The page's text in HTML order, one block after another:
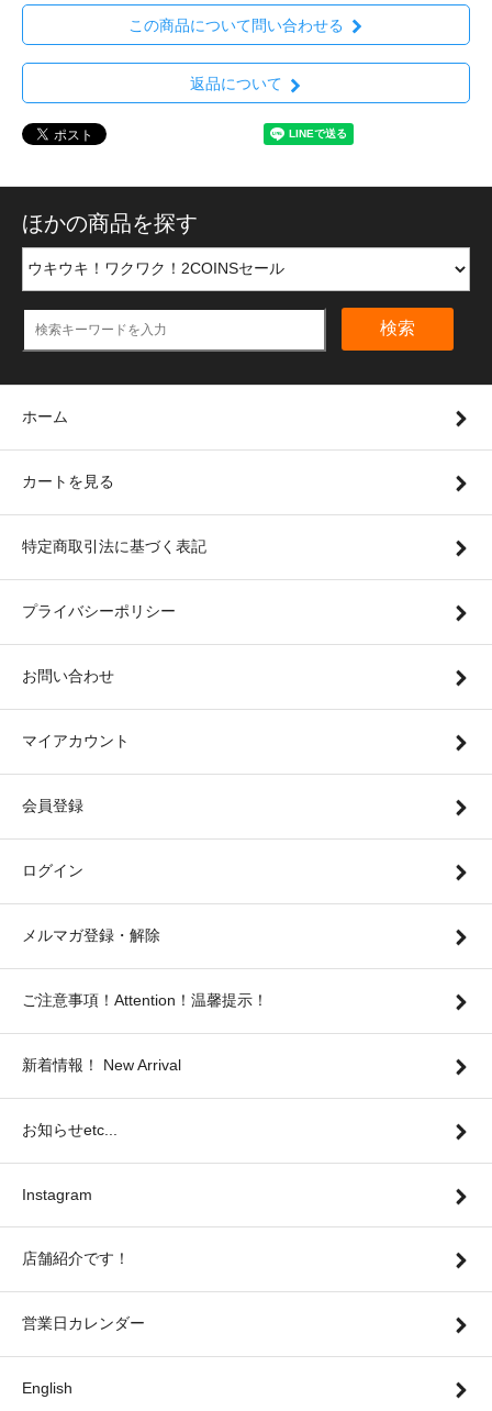
この商品について問い合わせる
返品について
ほかの商品を探す
検索
ホーム
カートを見る
特定商取引法に基づく表記
プライバシーポリシー
お問い合わせ
マイアカウント
会員登録
ログイン
メルマガ登録・解除
ご注意事項！Attention！温馨提示！
新着情報！ New Arrival
お知らせetc...
Instagram
店舗紹介です！
営業日カレンダー
English